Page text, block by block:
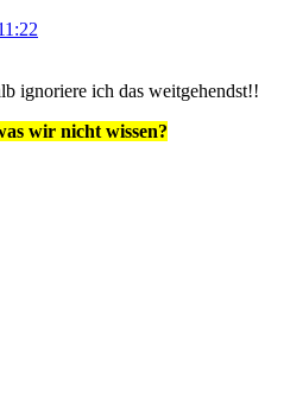
ignoriere ich das weitgehendst!!
wir nicht wissen?